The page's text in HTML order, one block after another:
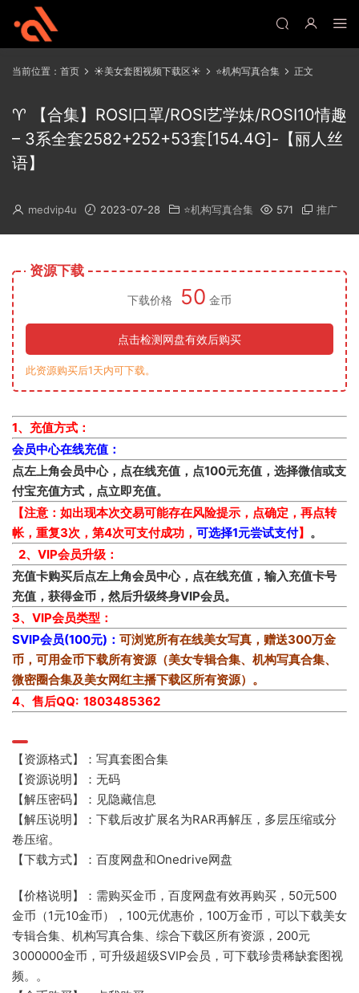
当前位置： 首页 ☀️美女套图视频下载区☀️ ⭐机构写真合集 正文
♈ 【合集】ROSI口罩/ROSI艺学妹/ROSI10情趣
– 3系全套2582+252+53套[154.4G]-【丽人丝
语】
medvip4u 2023-07-28 ⭐机构写真合集 571 推广
资源下载
下载价格 50 金币
点击检测网盘有效后购买
此资源购买后1天内可下载。
1、充值方式：
会员中心在线充值：
点左上角会员中心，点在线充值，点100元充值，选择微信或支
付宝充值方式，点立即充值。
【注意：如出现本次交易可能存在风险提示，点确定，再点转
帐，重复3次，第4次可支付成功， 可选择1元尝试支付】 。
2、VIP会员升级：
充值卡购买后点左上角会员中心，点在线充值，输入充值卡号
充值，获得金币，然后升级终身VIP会员。
3、VIP会员类型：
SVIP会员(100元)： 可浏览所有在线美女写真，赠送300万金
币，可用金币下载所有资源（美女专辑合集、机构写真合集、
微密圈合集及美女网红主播下载区所有资源）。
4、售后QQ: 1803485362
【资源格式】：写真套图合集
【资源说明】：无码
【解压密码】：见隐藏信息
【解压说明】：下载后改扩展名为RAR再解压，多层压缩或分
卷压缩。
【下载方式】：百度网盘和Onedrive网盘
【价格说明】：需购买金币，百度网盘有效再购买，50元500
金币（1元10金币），100元优惠价，100万金币，可以下载美女
专辑合集、机构写真合集、综合下载区所有资源，200元
3000000金币，可升级超级SVIP会员，可下载珍贵稀缺套图视
频。。